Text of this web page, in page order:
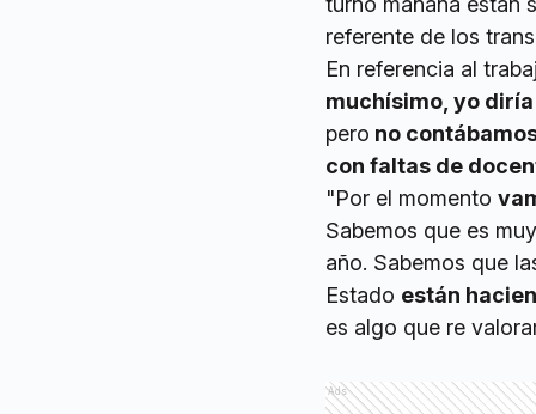
referente de los
En referencia al
muchísimo, yo
pero no
con faltas de
"Por el momento
Sabemos que es
año. Sabemos que
Estado están
es algo que re
Ads